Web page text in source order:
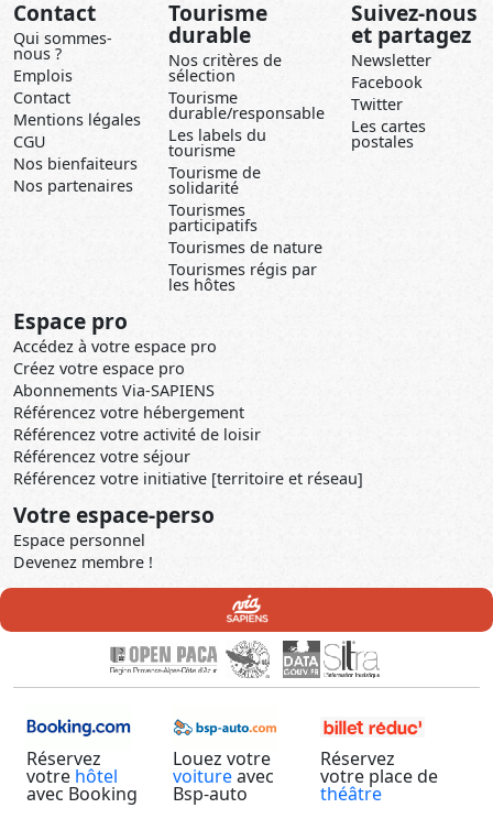
Contact
Qui sommes-
nous ?
Emplois
Contact
Mentions légales
CGU
Nos bienfaiteurs
Nos partenaires
Tourisme
durable
Nos critères de
sélection
Tourisme
durable/responsable
Les labels du
tourisme
Tourisme de
solidarité
Tourismes
participatifs
Tourismes de nature
Tourismes régis par
les hôtes
Suivez-nous
et partagez
Newsletter
Facebook
Twitter
Les cartes
postales
Espace pro
Accédez à votre espace pro
Créez votre espace pro
Abonnements Via-SAPIENS
Référencez votre hébergement
Référencez votre activité de loisir
Référencez votre séjour
Référencez votre initiative [territoire et réseau]
Votre espace-perso
Espace personnel
Devenez membre !
Réservez
votre hôtel
avec Booking
Louez votre
voitureavec
Bsp-auto
Réservez
votre place de
théâtre